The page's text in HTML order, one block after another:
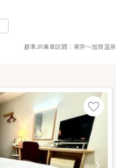
基準JR乗車区間： 東京～加賀温泉